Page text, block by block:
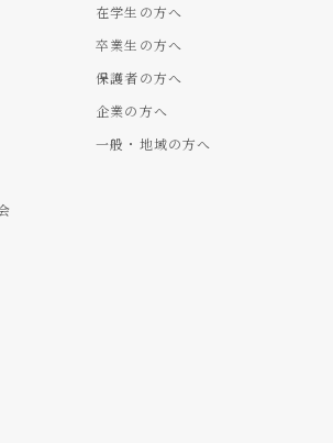
在学生の方へ
卒業生の方へ
保護者の方へ
企業の方へ
一般・地域の方へ